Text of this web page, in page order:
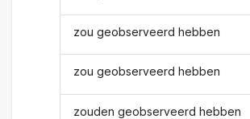
zou geobserveerd hebben
zou geobserveerd hebben
zouden geobserveerd hebben